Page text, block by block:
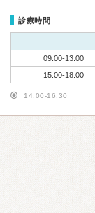
診療時間
09:00-13:00
15:00-18:00
14:00-16:30